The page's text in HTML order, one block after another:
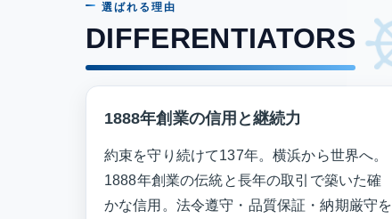
選ばれる理由
DIFFERENTIATORS
1888年創業の信用と継続力
約束を守り続けて137年。横浜から世界へ。
1888年創業の伝統と長年の取引で築いた確
かな信用。法令遵守・品質保証・納期厳守を